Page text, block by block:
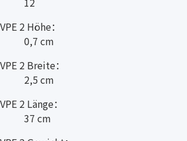
VPE 2 Höhe：
0,7 cm
VPE 2 Breite：
2,5 cm
VPE 2 Länge：
37 cm